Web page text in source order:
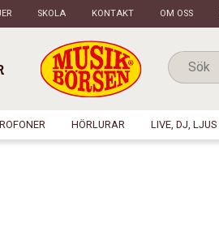
SKOLA KONTAKT OM OSS
HÖRLURAR LIVE, DJ, LJUS